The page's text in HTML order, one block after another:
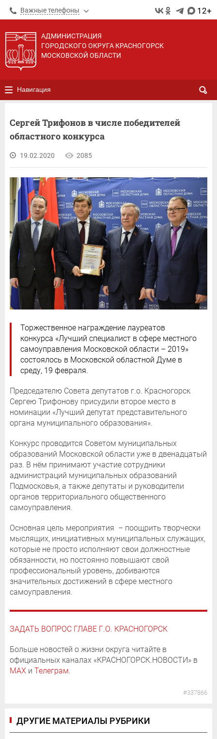
Важные телефоны 12+
АДМИНИСТРАЦИЯ
ГОРОДСКОГО ОКРУГА КРАСНОГОРСК
МОСКОВСКОЙ ОБЛАСТИ
Навигация
Сергей Трифонов в числе победителей
областного конкурса
19.02.2020 2085
Торжественное награждение лауреатов
конкурса «Лучший специалист в сфере местного
самоуправления Московской области – 2019»
состоялось в Московской областной Думе в
среду, 19 февраля.
Председателю Совета депутатов г.о. Красногорск
Сергею Трифонову присудили второе место в
номинации «Лучший депутат представительного
органа муниципального образования».
Конкурс проводится Советом муниципальных
образований Московской области уже в двенадцатый
раз. В нём принимают участие сотрудники
администраций муниципальных образований
Подмосковья, а также депутаты и руководители
органов территориального общественного
самоуправления.
Основная цель мероприятия – поощрить творчески
мыслящих, инициативных муниципальных служащих,
которые не просто исполняют свои должностные
обязанности, но постоянно повышают свой
профессиональный уровень, добиваются
значительных достижений в сфере местного
самоуправления.
ЗАДАТЬ ВОПРОС ГЛАВЕ Г.О. КРАСНОГОРСК
Больше новостей о жизни округа читайте в
официальных каналах «КРАСНОГОРСК.НОВОСТИ» в
MAX и Телеграм.
#337866
ДРУГИЕ МАТЕРИАЛЫ РУБРИКИ